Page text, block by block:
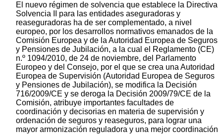
El nuevo régimen de solvencia que establece la Directiva
Solvencia II para las entidades aseguradoras y
reaseguradoras ha de ser complementado, a nivel
europeo, por los desarrollos normativos emanados de la
Comisión Europea y de la Autoridad Europea de Seguros
y Pensiones de Jubilación, a la cual el Reglamento (CE)
n.º 1094/2010, de 24 de noviembre, del Parlamento
Europeo y del Consejo, por el que se crea una Autoridad
Europea de Supervisión (Autoridad Europea de Seguros
y Pensiones de Jubilación), se modifica la Decisión
716/2009/CE y se deroga la Decisión 2009/79/CE de la
Comisión, atribuye importantes facultades de
coordinación y decisorias en materia de supervisión y
ordenación de seguros y reaseguros, para lograr una
mayor armonización reguladora y una mejor coordinación